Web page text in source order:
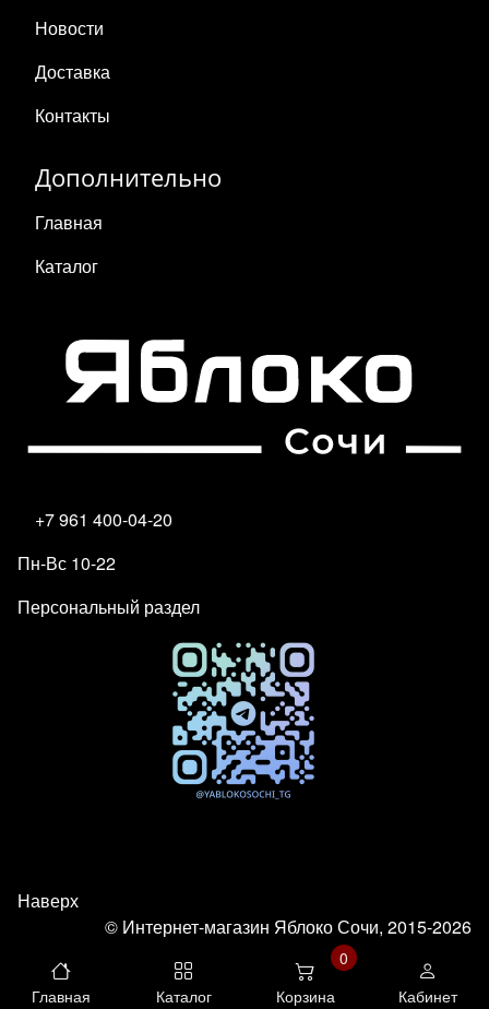
Новости
Доставка
Контакты
Дополнительно
Главная
Каталог
+7 961 400-04-20
Пн-Вс 10-22
Персональный раздел
Наверх
© Интернет-магазин Яблоко Сочи, 2015-2026
Главная Каталог
0
Корзина
Кабинет